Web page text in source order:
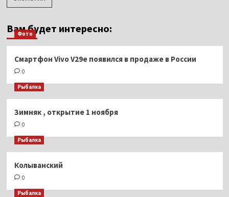
Вам будет интересно:
Фото
Смартфон Vivo V29e появился в продаже в России
0
Рыбалка
Зимняк , открытие 1 ноября
0
Рыбалка
Колыванский
0
Рыбалка